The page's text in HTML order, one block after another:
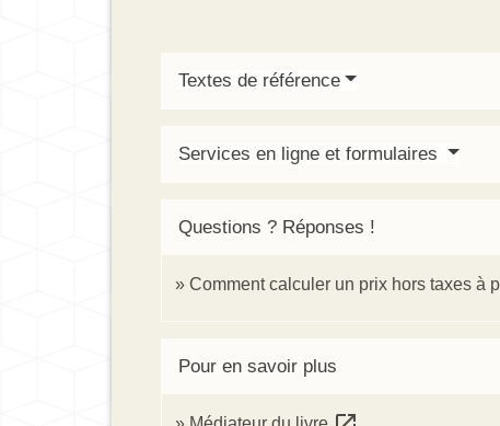
Textes de référence
Services en ligne et formulaires
Questions ? Réponses !
Comment calculer un prix hors taxes à
Pour en savoir plus